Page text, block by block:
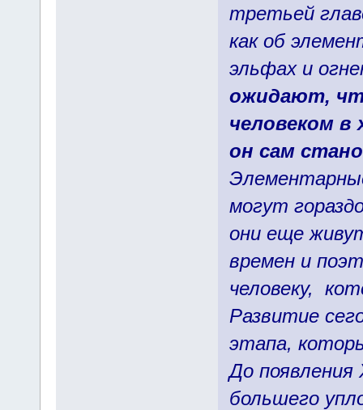
третьей
как об
эльфах и
ожидают,
человеком в
он сам
могут
они еще
времен и
человеку,
Развитие
этапа,
До
большего